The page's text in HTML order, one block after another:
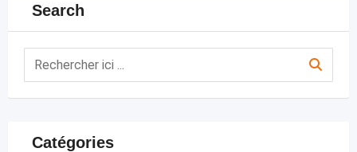
Search
Catégories